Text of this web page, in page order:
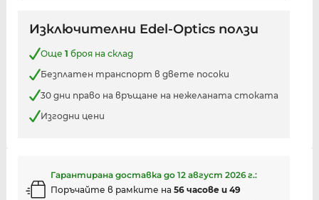
Изключителни Edel-Optics ползи
Още 1 броя на склад
Безплатен транспорт в двете посоки
30 дни право на връщане на нежеланата стоката
Изгодни цени
Гарантирана доставка до 12 август 2026 г.:
Поръчайте в рамките на 56 часове и 49